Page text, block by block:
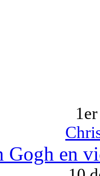
Gogh en